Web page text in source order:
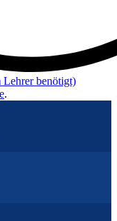
Lehrer benötigt)
.